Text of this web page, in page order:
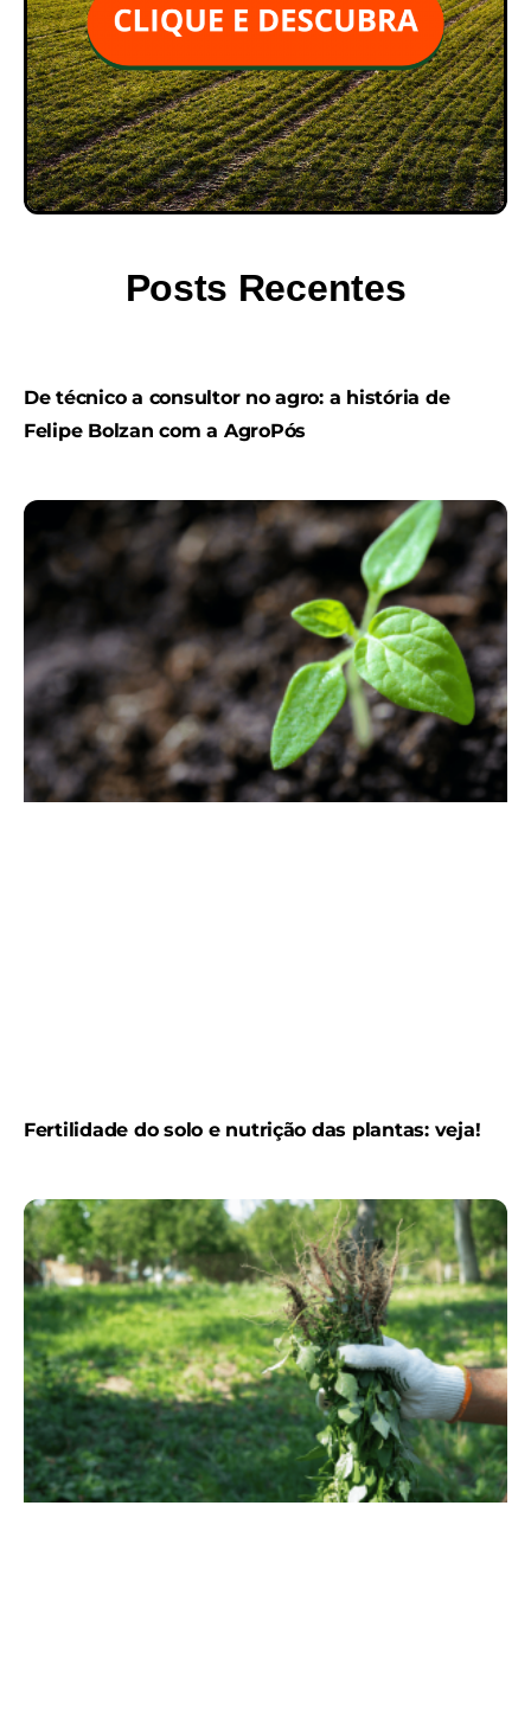
Posts Recentes
De técnico a consultor no agro: a história de
Felipe Bolzan com a AgroPós
Fertilidade do solo e nutrição das plantas: veja!